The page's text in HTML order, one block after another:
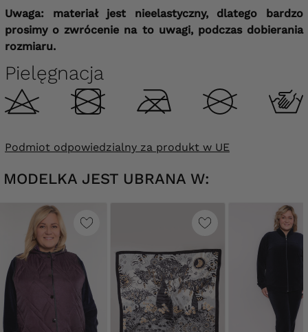
Uwaga: materiał jest nieelastyczny, dlatego bardzo
prosimy o zwrócenie na to uwagi, podczas dobierania
rozmiaru.
Pielęgnacja
Podmiot odpowiedzialny za produkt w UE
MODELKA JEST UBRANA W: